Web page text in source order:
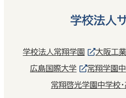
学校法人
学校法人常翔学園 大阪工
広島国際大学 常翔学園
常翔啓光学園中学校